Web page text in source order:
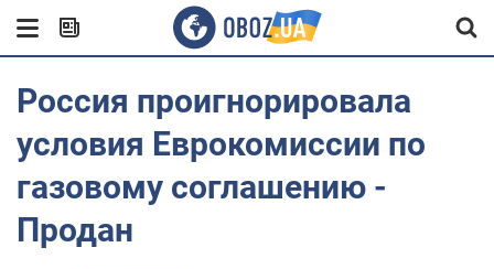
Россия проигнорировала
условия Еврокомиссии по
газовому соглашению -
Продан